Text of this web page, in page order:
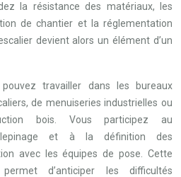
la résistance des matériaux, les
de chantier et la réglementation
devient alors un élément d’un
travailler dans les bureaux
de menuiseries industrielles ou
bois. Vous participez au
et à la définition des
avec les équipes de pose. Cette
d’anticiper les difficultés